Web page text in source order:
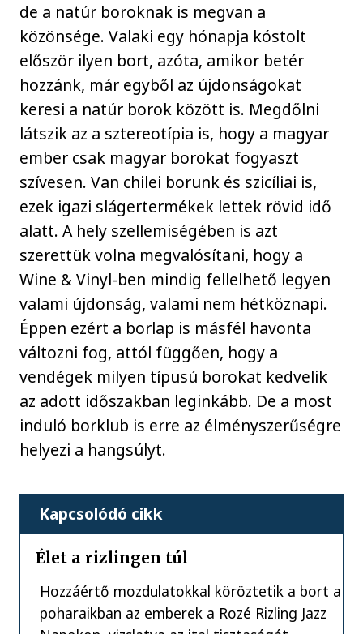
de a natúr boroknak is megvan a
közönsége. Valaki egy hónapja kóstolt
először ilyen bort, azóta, amikor betér
hozzánk, már egyből az újdonságokat
keresi a natúr borok között is. Megdőlni
látszik az a sztereotípia is, hogy a magyar
ember csak magyar borokat fogyaszt
szívesen. Van chilei borunk és szicíliai is,
ezek igazi slágertermékek lettek rövid idő
alatt. A hely szellemiségében is azt
szerettük volna megvalósítani, hogy a
Wine & Vinyl-ben mindig fellelhető legyen
valami újdonság, valami nem hétköznapi.
Éppen ezért a borlap is másfél havonta
változni fog, attól függően, hogy a
vendégek milyen típusú borokat kedvelik
az adott időszakban leginkább. De a most
induló borklub is erre az élményszerűségre
helyezi a hangsúlyt.
Kapcsolódó cikk
Élet a rizlingen túl
Hozzáértő mozdulatokkal köröztetik a bort a
poharaikban az emberek a Rozé Rizling Jazz